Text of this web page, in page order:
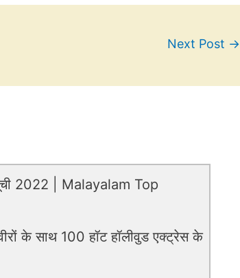
Next Post →
2022 | Malayalam Top
के साथ 100 हॉट हॉलीवुड एक्ट्रेस के